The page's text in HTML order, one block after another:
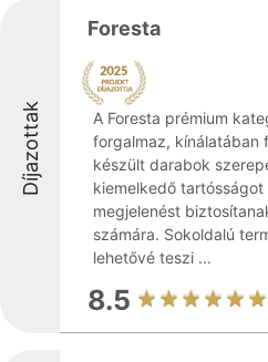
Díjazottak
Foresta
A Foresta prémium
forgalmaz, kínálatában
készült darabok
kiemelkedő
megjelenést
számára. Sokoldalú
lehetővé teszi ...
8.5